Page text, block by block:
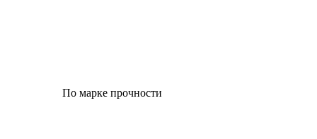
По марке прочности